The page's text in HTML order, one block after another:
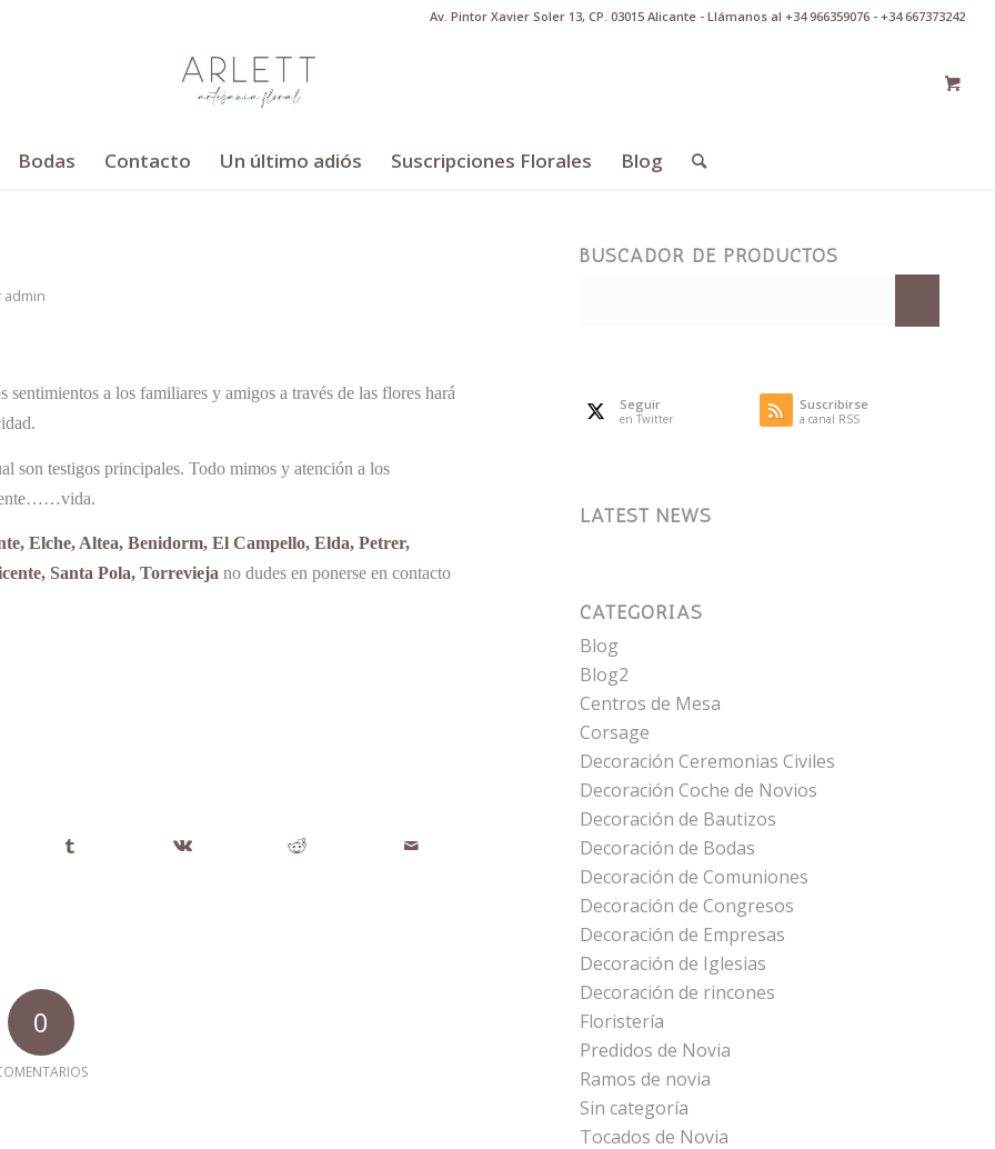
Av. Pintor Xavier Soler 13, CP. 03015 Alicante - Llámanos al +34 966359076 - +34 667373242
Bodas Contacto Un último adiós Suscripciones Florales Blog
admin
a los familiares y amigos a través de las flores hará
son testigos principales. Todo mimos y atención a los
Elche, Altea, Benidorm, El Campello, Elda, Petrer,
Santa Pola, Torrevieja no dudes en ponerse en contacto
0
BUSCADOR DE PRODUCTOS
Seguir
en Twitter
Suscribirse
a canal RSS
LATEST NEWS
CATEGORÍAS
Blog
Blog2
Centros de Mesa
Corsage
Decoración Ceremonias Civiles
Decoración Coche de Novios
Decoración de Bautizos
Decoración de Bodas
Decoración de Comuniones
Decoración de Congresos
Decoración de Empresas
Decoración de Iglesias
Decoración de rincones
Floristería
Predidos de Novia
Ramos de novia
Sin categoría
Tocados de Novia